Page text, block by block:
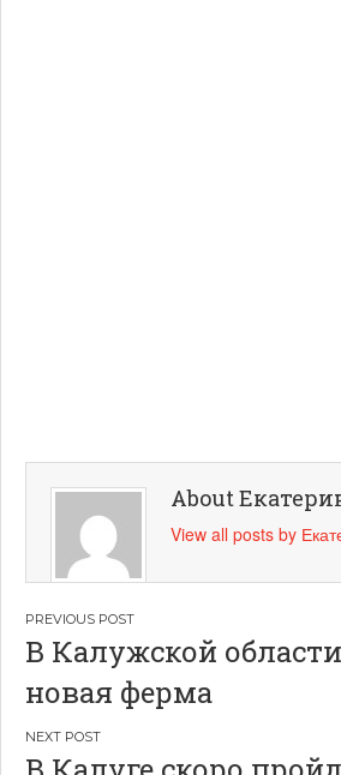
About
View all posts by
Навигация
по
записям
В Калужской
новая ферма